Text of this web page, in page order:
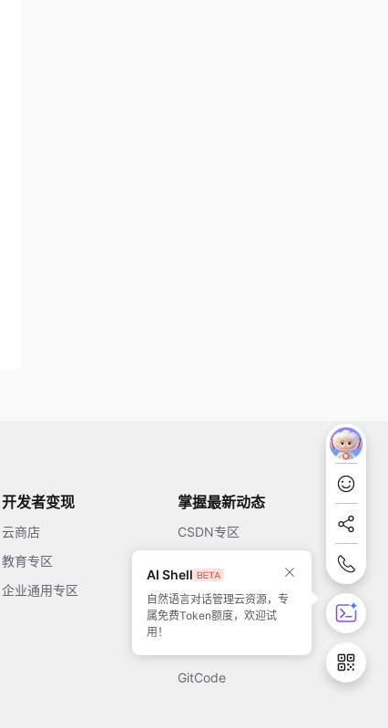
AI Shell
自然语言对话管理云资源，专
属免费Token额度，欢迎试
用！
开发者变现
云商店
教育专区
企业通用专区
掌握最新动态
CSDN专区
开源中国
51CTO
GitCode